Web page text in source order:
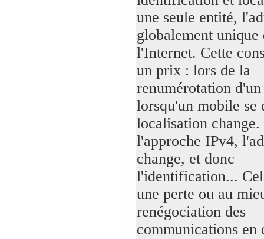
une seule entité,
globalement unique
l'Internet. Cette
un prix : lors de la
renumérotation
lorsqu'un mobile se
localisation change.
l'approche IPv4,
change, et donc
l'identification...
une perte ou au
renégociation des
communications en